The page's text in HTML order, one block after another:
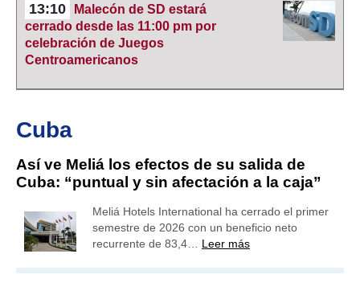
13:10
Malecón de SD estará
cerrado desde las 11:00 pm por
celebración de Juegos
Centroamericanos
Cuba
Así ve Meliá los efectos de su salida de
Cuba: “puntual y sin afectación a la caja”
Meliá Hotels International ha cerrado el primer
semestre de 2026 con un beneficio neto
recurrente de 83,4… Leer más